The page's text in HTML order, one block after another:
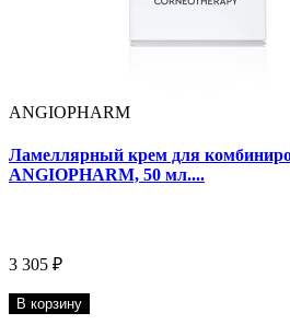
ANGIOPHARM
Ламеллярный крем для
ANGIOPHARM, 50 мл....
3 305 ₽
В корзину